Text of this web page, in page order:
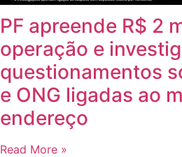
PF apreende R$ 2
operação e
questionamentos
e ONG ligadas ao
endereço
Read More »